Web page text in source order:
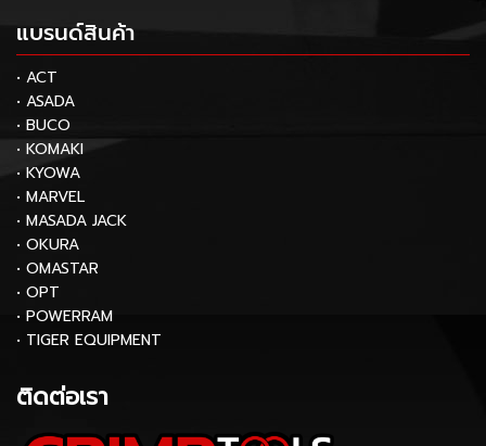
แบรนด์สินค้า
• ACT
• ASADA
• BUCO
• KOMAKI
• KYOWA
• MARVEL
• MASADA JACK
• OKURA
• OMASTAR
• OPT
• POWERRAM
• TIGER EQUIPMENT
ติดต่อเรา